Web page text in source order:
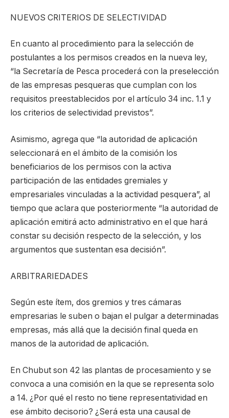
NUEVOS CRITERIOS DE SELECTIVIDAD
En cuanto al procedimiento para la selección de
postulantes a los permisos creados en la nueva ley,
“la Secretaría de Pesca procederá con la preselección
de las empresas pesqueras que cumplan con los
requisitos preestablecidos por el artículo 34 inc. 1.1 y
los criterios de selectividad previstos”.
Asimismo, agrega que “la autoridad de aplicación
seleccionará en el ámbito de la comisión los
beneficiarios de los permisos con la activa
participación de las entidades gremiales y
empresariales vinculadas a la actividad pesquera”, al
tiempo que aclara que posteriormente “la autoridad de
aplicación emitirá acto administrativo en el que hará
constar su decisión respecto de la selección, y los
argumentos que sustentan esa decisión”.
ARBITRARIEDADES
Según este ítem, dos gremios y tres cámaras
empresarias le suben o bajan el pulgar a determinadas
empresas, más allá que la decisión final queda en
manos de la autoridad de aplicación.
En Chubut son 42 las plantas de procesamiento y se
convoca a una comisión en la que se representa solo
a 14. ¿Por qué el resto no tiene representatividad en
ese ámbito decisorio? ¿Será esta una causal de